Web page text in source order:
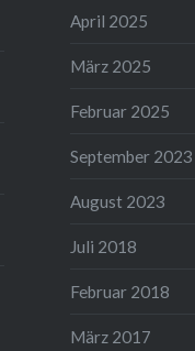
April 2025
März 2025
Februar 2025
September 2023
August 2023
Juli 2018
Februar 2018
März 2017